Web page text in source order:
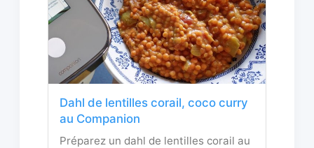
Dahl de lentilles corail, coco curry
au Companion
Préparez un dahl de lentilles corail au